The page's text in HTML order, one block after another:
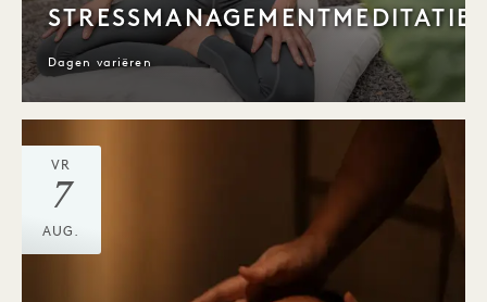
STRESSMANAGEMENTMEDITATIE
Dagen variëren
VR
7
AUG.